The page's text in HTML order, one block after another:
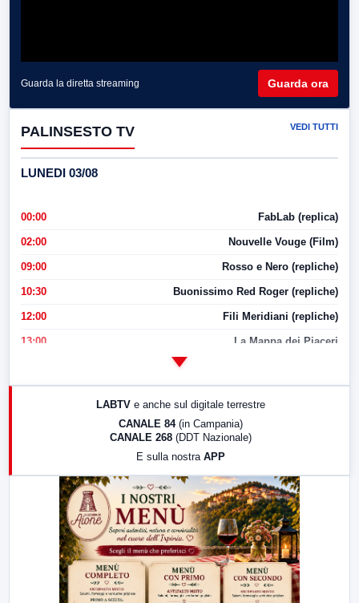
Guarda la diretta streaming Guarda ora
PALINSESTO TV VEDI TUTTI
LUNEDI 03/08
00:00 FabLab (replica)
02:00 Nouvelle Vouge (Film)
09:00 Rosso e Nero (repliche)
10:30 Buonissimo Red Roger (repliche)
12:00 Fili Meridiani (repliche)
13:00 La Mappa dei Piaceri
LabNews (replica)
LABTV e anche sul digitale terrestre
CANALE 84 (in Campania)
CANALE 268 (DDT Nazionale)
E sulla nostra APP